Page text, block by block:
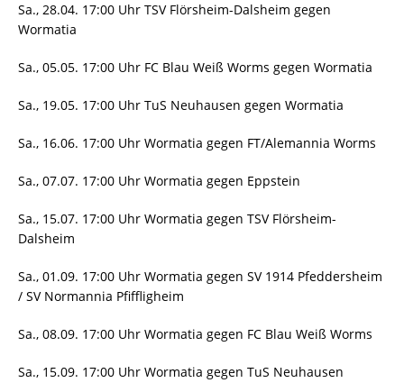
Sa., 28.04. 17:00 Uhr TSV Flörsheim-Dalsheim gegen
Wormatia
Sa., 05.05. 17:00 Uhr FC Blau Weiß Worms gegen Wormatia
Sa., 19.05. 17:00 Uhr TuS Neuhausen gegen Wormatia
Sa., 16.06. 17:00 Uhr Wormatia gegen FT/Alemannia Worms
Sa., 07.07. 17:00 Uhr Wormatia gegen Eppstein
Sa., 15.07. 17:00 Uhr Wormatia gegen TSV Flörsheim-
Dalsheim
Sa., 01.09. 17:00 Uhr Wormatia gegen SV 1914 Pfeddersheim
/ SV Normannia Pfiffligheim
Sa., 08.09. 17:00 Uhr Wormatia gegen FC Blau Weiß Worms
Sa., 15.09. 17:00 Uhr Wormatia gegen TuS Neuhausen